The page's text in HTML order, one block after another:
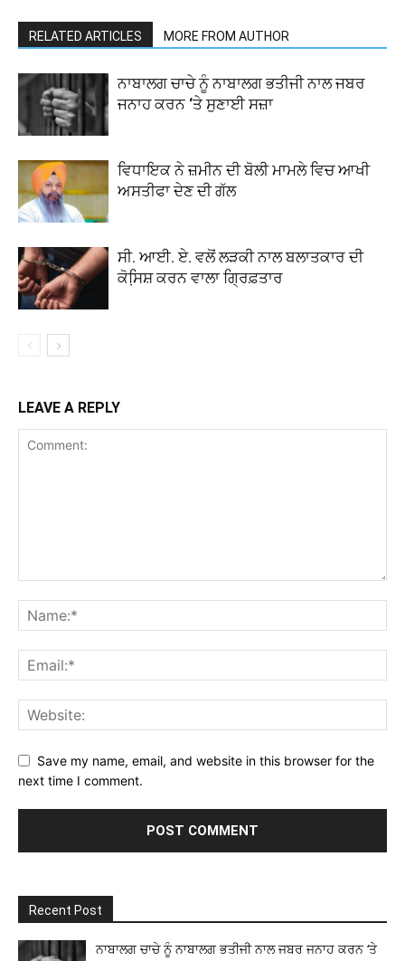
RELATED ARTICLES MORE FROM AUTHOR
ਨਾਬਾਲਗ ਚਾਚੇ ਨੂੰ ਨਾਬਾਲਗ ਭਤੀਜੀ ਨਾਲ ਜਬਰ
ਜਨਾਹ ਕਰਨ ‘ਤੇ ਸੁਣਾਈ ਸਜ਼ਾ
ਵਿਧਾਇਕ ਨੇ ਜ਼ਮੀਨ ਦੀ ਬੋਲੀ ਮਾਮਲੇ ਵਿਚ ਆਖੀ
ਅਸਤੀਫਾ ਦੇਣ ਦੀ ਗੱਲ
ਸੀ. ਆਈ. ਏ. ਵਲੋਂ ਲੜਕੀ ਨਾਲ ਬਲਾਤਕਾਰ ਦੀ
ਕੋਸਿ਼ਸ਼ ਕਰਨ ਵਾਲਾ ਗ੍ਰਿਫ਼ਤਾਰ
LEAVE A REPLY
Save my name, email, and website in this browser for the
next time I comment.
Recent Post
ਨਾਬਾਲਗ ਚਾਚੇ ਨੂੰ ਨਾਬਾਲਗ ਭਤੀਜੀ ਨਾਲ ਜਬਰ ਜਨਾਹ ਕਰਨ ‘ਤੇ